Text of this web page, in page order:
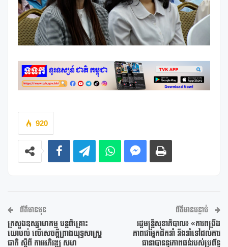
920
ព័ត៌មានមុន
ក្រសួងឧស្សាហកម្ម បន្តពិគ្រោះ
យោបល់ លើសេចក្តីព្រាងយុទ្ធសាស្ត្រ
ជាតិ ស្តីពី ការអភិវឌ្ឍ សហ
ព័ត៌មានបន្ទាប់
រដ្ឋមន្រ្តីសុខាភិបាល៖ «ការពង្រឹង
ភាពជាអ្នកដឹកនាំ នឹងនាំទៅដល់ការ
ធានាបាននូវភាពធន់របស់ប្រព័ន្ធ